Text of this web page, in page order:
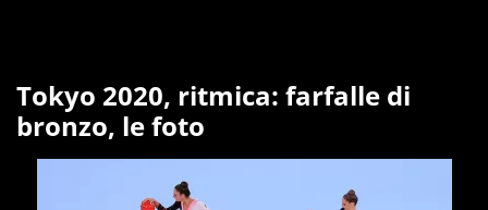
Tokyo 2020, ritmica: farfalle di
bronzo, le foto